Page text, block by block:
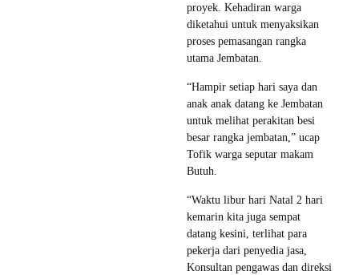
proyek. Kehadiran warga
diketahui untuk menyaksikan
proses pemasangan rangka
utama Jembatan.
“Hampir setiap hari saya dan
anak anak datang ke Jembatan
untuk melihat perakitan besi
besar rangka jembatan,” ucap
Tofik warga seputar makam
Butuh.
“Waktu libur hari Natal 2 hari
kemarin kita juga sempat
datang kesini, terlihat para
pekerja dari penyedia jasa,
Konsultan pengawas dan direksi